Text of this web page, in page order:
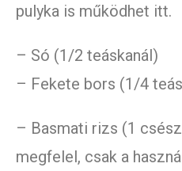
pulyka is működhet itt.
– Só (1/2 teáskanál)
– Fekete bors (1/4
– Basmati rizs (1
megfelel, csak a